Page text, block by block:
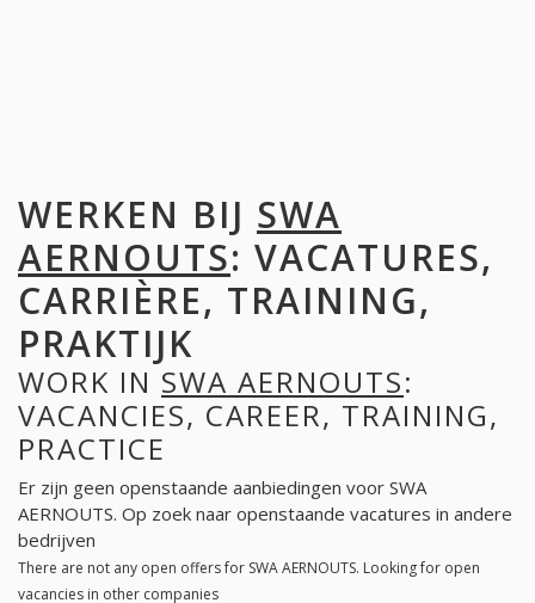
WERKEN BIJ SWA
AERNOUTS: VACATURES,
CARRIÈRE, TRAINING,
PRAKTIJK
WORK IN SWA AERNOUTS:
VACANCIES, CAREER, TRAINING,
PRACTICE
Er zijn geen openstaande aanbiedingen voor SWA
AERNOUTS. Op zoek naar openstaande vacatures in andere
bedrijven
There are not any open offers for SWA AERNOUTS. Looking for open
vacancies in other companies